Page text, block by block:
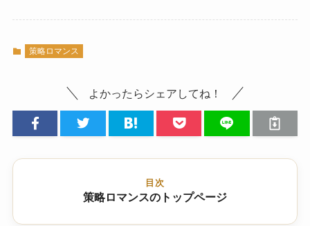
策略ロマンス
よかったらシェアしてね！
目次
策略ロマンスのトップページ